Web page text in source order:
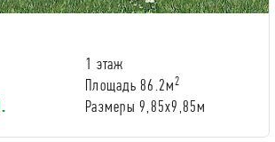
1 этаж
Площадь 86.2м2
Размеры 9,85х9,85м